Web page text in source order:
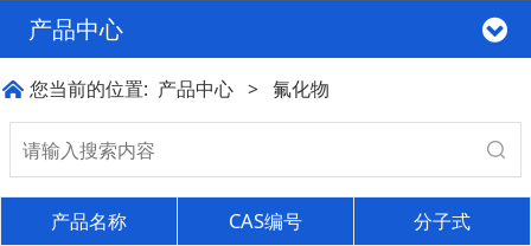
产品中心
您当前的位置: 产品中心 > 氟化物
产品名称 CAS编号 分子式